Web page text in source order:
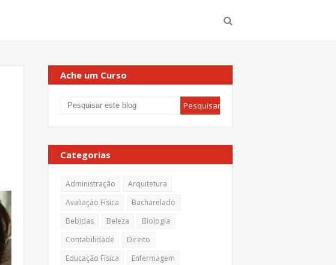
Ache um Curso
Categorias
Administração
Arquitetura
Avaliação Física
Bacharelado
Bebidas
Beleza
Biologia
Contabilidade
Direito
Educação Física
Enfermagem